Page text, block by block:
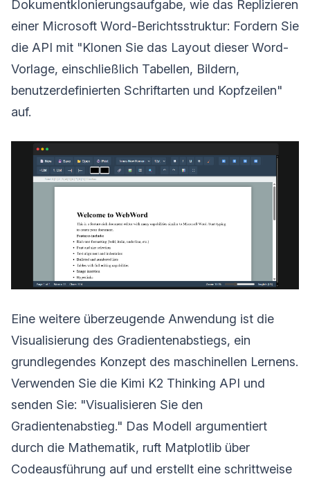
Dokumentklonierungsaufgabe, wie das Replizieren
einer Microsoft Word-Berichtsstruktur: Fordern Sie
die API mit "Klonen Sie das Layout dieser Word-
Vorlage, einschließlich Tabellen, Bildern,
benutzerdefinierten Schriftarten und Kopfzeilen"
auf.
Eine weitere überzeugende Anwendung ist die
Visualisierung des Gradientenabstiegs, ein
grundlegendes Konzept des maschinellen Lernens.
Verwenden Sie die Kimi K2 Thinking API und
senden Sie: "Visualisieren Sie den
Gradientenabstieg." Das Modell argumentiert
durch die Mathematik, ruft Matplotlib über
Codeausführung auf und erstellt eine schrittweise